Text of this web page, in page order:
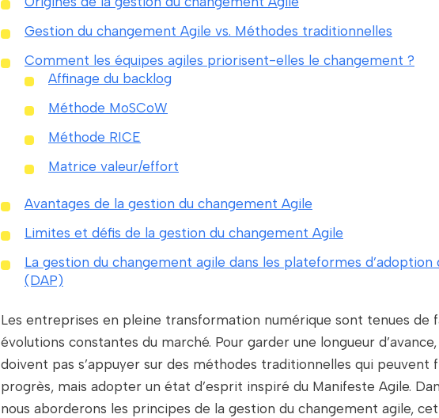
Gestion du changement Agile vs. Méthodes traditionnelles
Comment les équipes agiles priorisent-elles le changement ?
Affinage du backlog
Méthode MoSCoW
Méthode RICE
Matrice valeur/effort
Avantages de la gestion du changement Agile
Limites et défis de la gestion du changement Agile
La gestion du changement agile dans les plateformes d’adoption
(DAP)
Les entreprises en pleine transformation numérique sont tenues de
évolutions constantes du marché. Pour garder une longueur
doivent pas s’appuyer sur des méthodes traditionnelles qui peuvent
progrès, mais adopter un état d’esprit inspiré du Manifeste Agile.
nous aborderons les principes de la gestion du changement agile,